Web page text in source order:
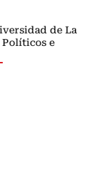
de La
Políticos e